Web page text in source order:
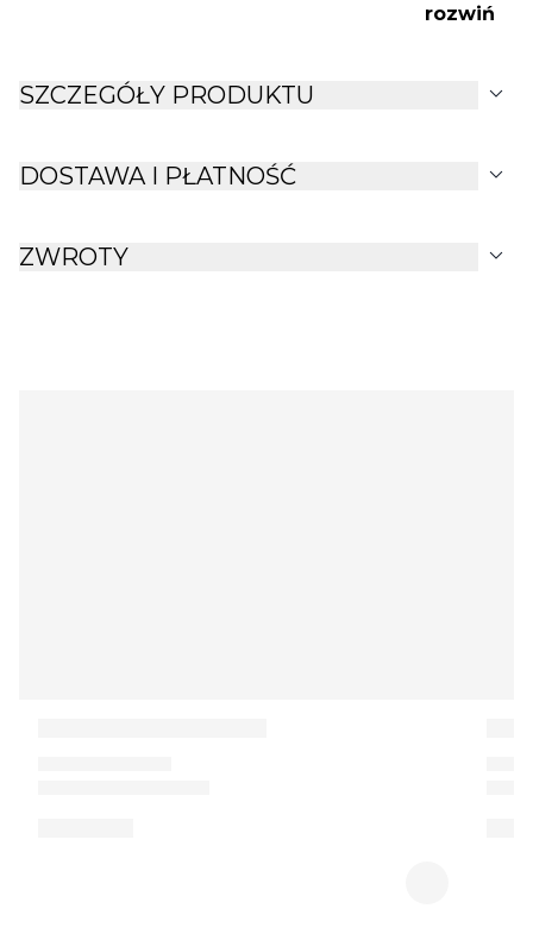
rozwiń
SZCZEGÓŁY PRODUKTU expand_more
DOSTAWA I PŁATNOŚĆ expand_more
ZWROTY expand_more